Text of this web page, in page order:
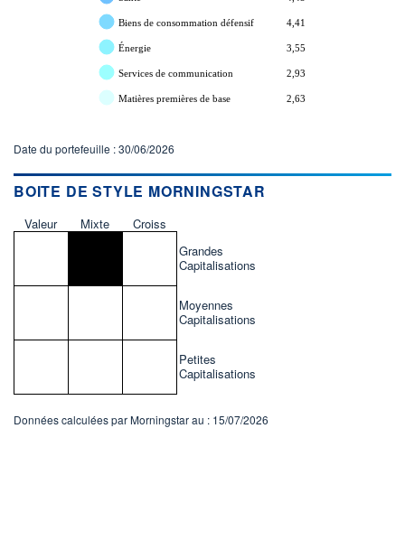
Biens de consommation défensif 4,41
Énergie 3,55
Services de communication 2,93
Matières premières de base 2,63
Date du portefeuille : 30/06/2026
BOITE DE STYLE MORNINGSTAR
Valeur Mixte
Croiss
Grandes
Capitalisations
Moyennes
Capitalisations
Petites
Capitalisations
Données calculées par Morningstar au : 15/07/2026